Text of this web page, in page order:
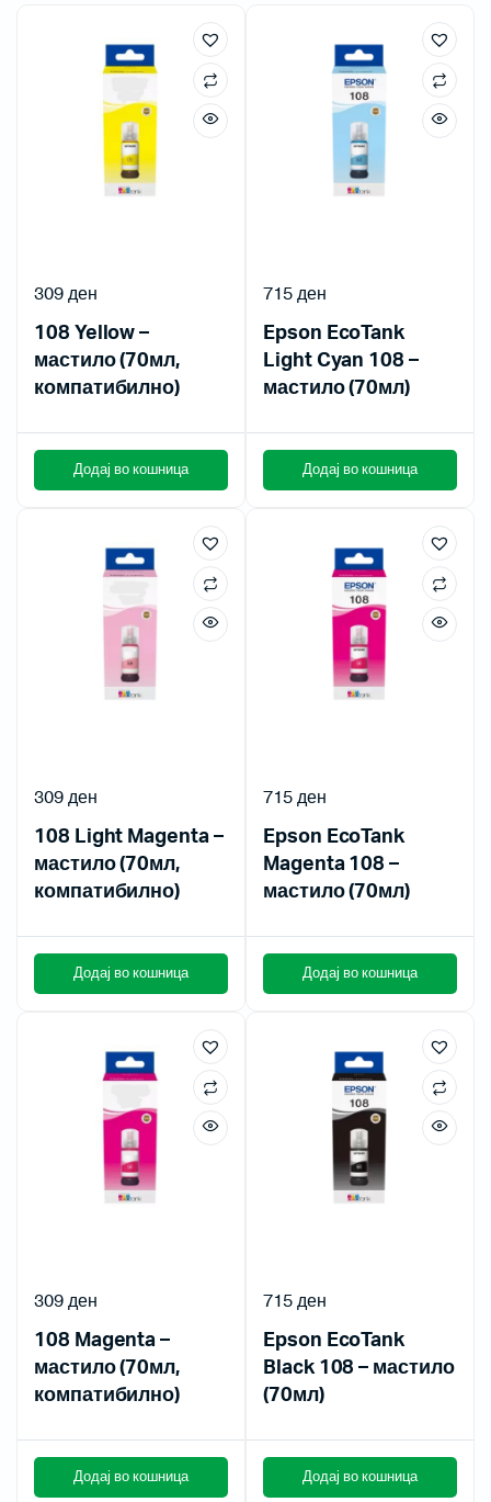
108 Yellow –
мастило (70мл,
компатибилно)
309ден
Додај во кошница
Epson EcoTank
Light Cyan 108 –
мастило (70мл)
715ден
Додај во кошница
108 Light Magenta –
мастило (70мл,
компатибилно)
309ден
Додај во кошница
Epson EcoTank
Magenta 108 –
мастило (70мл)
715ден
Додај во кошница
108 Magenta –
мастило (70мл,
компатибилно)
309ден
Додај во кошница
Epson EcoTank
Black 108 – мастило
(70мл)
715ден
Додај во кошница